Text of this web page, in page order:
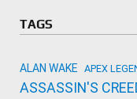
TAGS
ALAN WAKE APEX
ASSASSIN'S